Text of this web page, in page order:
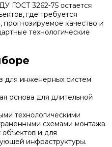
ГОСТ 3262-75 остается
где требуется
прогнозируемое качество и
технологические
для инженерных систем
основа для длительной
технологическими
схемами монтажа.
объектов и для
инфраструктуры.